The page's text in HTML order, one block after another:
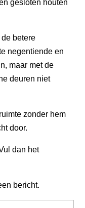
gesloten houten
betere
negentiende en
maar met de
deuren niet
zonder hem
door.
dan het
bericht.